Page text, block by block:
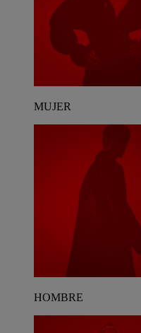
MUJER
HOMBRE